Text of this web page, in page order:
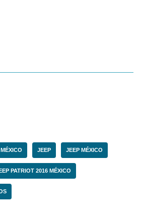
JEEP JEEP MÉXICO
PATRIOT 2016 MÉXICO